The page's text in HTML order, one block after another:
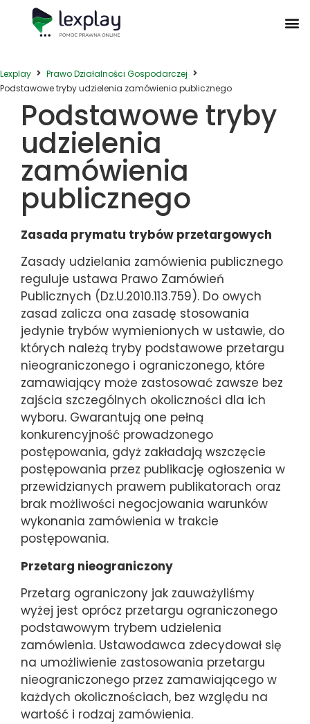
Lexplay
Prawo Działalności Gospodarczej
Podstawowe tryby udzielenia zamówienia publicznego
Podstawowe tryby
udzielenia
zamówienia
publicznego
Zasada prymatu trybów przetargowych
Zasady udzielania zamówienia publicznego
reguluje ustawa Prawo Zamówień
Publicznych (Dz.U.2010.113.759). Do owych
zasad zalicza ona zasadę stosowania
jedynie trybów wymienionych w ustawie, do
których należą tryby podstawowe przetargu
nieograniczonego i ograniczonego, które
zamawiający może zastosować zawsze bez
zajścia szczególnych okoliczności dla ich
wyboru. Gwarantują one pełną
konkurencyjność prowadzonego
postępowania, gdyż zakładają wszczęcie
postępowania przez publikację ogłoszenia w
przewidzianych prawem publikatorach oraz
brak możliwości negocjowania warunków
wykonania zamówienia w trakcie
postępowania.
Przetarg nieograniczony
Przetarg ograniczony jak zauważyliśmy
wyżej jest oprócz przetargu ograniczonego
podstawowym trybem udzielenia
zamówienia. Ustawodawca zdecydował się
na umożliwienie zastosowania przetargu
nieograniczonego przez zamawiającego w
każdych okolicznościach, bez względu na
wartość i rodzaj zamówienia.